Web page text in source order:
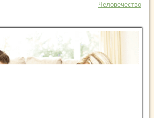
Человечество